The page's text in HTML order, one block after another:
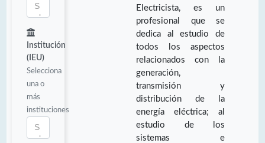
Institución
(IEU)
Selecciona
una o
más
instituciones
Electricista, es un
profesional que se
dedica al estudio de
todos los aspectos
relacionados con la
generación,
transmisión y
distribución de la
energía eléctrica; al
estudio de los
sistemas e